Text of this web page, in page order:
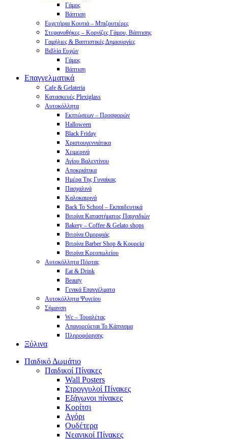
Γάμος
Βάπτιση
Ευχετήρια Κουτιά – Μπιζουτιέρες
Στεφανοθήκες – Κορνίζες Γάμου, Βάπτισης
Γαμήλιες & Βαπτιστικές Δημιουργίες
Βιβλία Ευχών
Γάμος
Βάπτιση
Επαγγελματικά
Cafe & Gelateria
Κατασκευές Plexiglass
Αυτοκόλλητα
Εκπτώσεων – Προσφορών
Halloween
Black Friday
Χριστουγεννιάτικα
Χειμερινά
Αγίου Βαλεντίνου
Αποκριάτικα
Ημέρα Της Γυναίκας
Πασχαλινά
Καλοκαιρινά
Back To School – Εκπαιδευτικά
Βιτρίνα Καταστήματος Παιχνιδιών
Bakery – Coffee & Gelato shops
Βιτρίνα Ομορφιάς
Βιτρίνα Barber Shop & Κουρεία
Βιτρίνα Κρεοπωλείου
Αυτοκόλλητα Πόρτας
Eat & Drink
Beauty
Γενικά Επαγγέλματα
Αυτοκόλλητα Ψυγείου
Σήμανση
Wc – Τουαλέτας
Απαγορεύεται Το Κάπνισμα
Πληροφόρησης
Ξύλινα
Παιδικό Δωμάτιο
Παιδικοί Πίνακες
Wall Posters
Στρογγυλοί Πίνακες
Εξάγωνοι πίνακες
Κορίτσι
Αγόρι
Ουδέτερα
Νεανικοί Πίνακες